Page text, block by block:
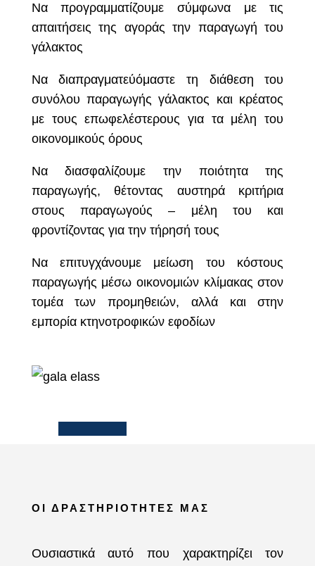
Να προγραμματίζουμε σύμφωνα με τις
απαιτήσεις της αγοράς την παραγωγή του
γάλακτος
Να διαπραγματεύόμαστε τη διάθεση του
συνόλου παραγωγής γάλακτος και κρέατος
με τους επωφελέστερους για τα μέλη του
οικονομικούς όρους
Να διασφαλίζουμε την ποιότητα της
παραγωγής, θέτοντας αυστηρά κριτήρια
στους παραγωγούς – μέλη του και
φροντίζοντας για την τήρησή τους
Να επιτυγχάνουμε μείωση του κόστους
παραγωγής μέσω οικονομιών κλίμακας στον
τομέα των προμηθειών, αλλά και στην
εμπορία κτηνοτροφικών εφοδίων
ΟΙ ΔΡΑΣΤΗΡΙΟΤΗΤΕΣ ΜΑΣ
Ουσιαστικά αυτό που χαρακτηρίζει τον